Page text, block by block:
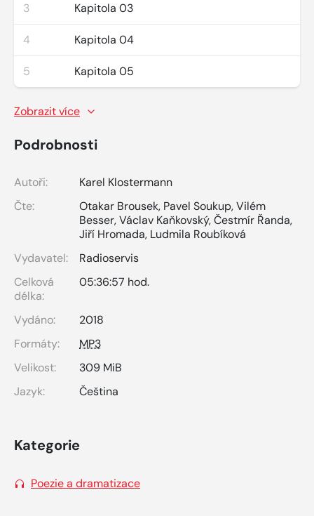
3 Kapitola 03
4 Kapitola 04
5 Kapitola 05
Zobrazit více
Podrobnosti
Autoři:
Karel Klostermann
Čte:
Otakar Brousek, Pavel Soukup,Vilém
Besser,Václav Kaňkovský,Čestmír Řanda,
Jiří Hromada, Ludmila Roubíková
Vydavatel:
Radioservis
Celková
délka:
05:36:57 hod.
Vydáno:
2018
Formáty:
MP3
Velikost:
309 MiB
Jazyk:
Čeština
Kategorie
Poezie a dramatizace